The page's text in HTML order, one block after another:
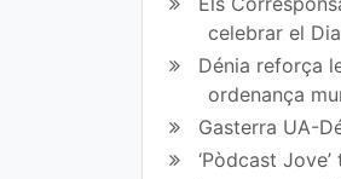
celebrar el
Dénia reforça
ordenança
Gasterra UA-
‘Pòdcast